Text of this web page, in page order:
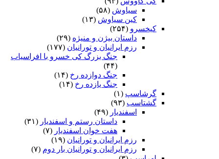
سیاوش (۵۸)
کین سیاوش (۱۳)
کیخسرو (۲۵۴)
داستان بیژن و منیژه (۲۹)
رزم ایرانیان و تورانیان (۱۷۷)
جنگ بزرگ کی خسرو با افراسیاب
(۴۴)
جنگ دوازده رخ (۱۴)
جنگ یازده رخ (۱۴)
گرشاسپ (۱)
گشتاسب (۹۳)
اسفندیار (۴۹)
داستان رستم و اسفندیار (۳۱)
هفت خوان اسفندیار (۷)
رزم ایرانیان و تورانیان (۱۹)
رزم ایرانیان و تورانیان بار دوم (۷)